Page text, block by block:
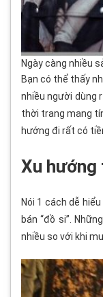
Ngày càng nhiều
Bạn có thể thấy
nhiều người dùng
thời trang mang
hướng đi rất có
Xu hướng
Nói 1 cách dễ
bán “đồ si”.
nhiều so với khi